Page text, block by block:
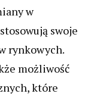
w
swoje
rynkowych.
możliwość
które